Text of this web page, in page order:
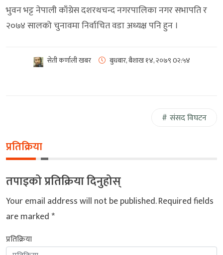
भुवन भट्ट नेपाली काँग्रेस दशरथचन्द नगरपालिका नगर सभापति र
२०७४ सालको चुनावमा निर्वाचित वडा अध्यक्ष पनि हुन ।
सेती कर्णाली खबर बुधबार, बैशाख १४, २०७९0२:५४
संसद विघटन
प्रतिक्रिया
तपाइको प्रतिक्रिया दिनुहोस्
Your email address will not be published.Required fields
are marked*
प्रतिक्रिया